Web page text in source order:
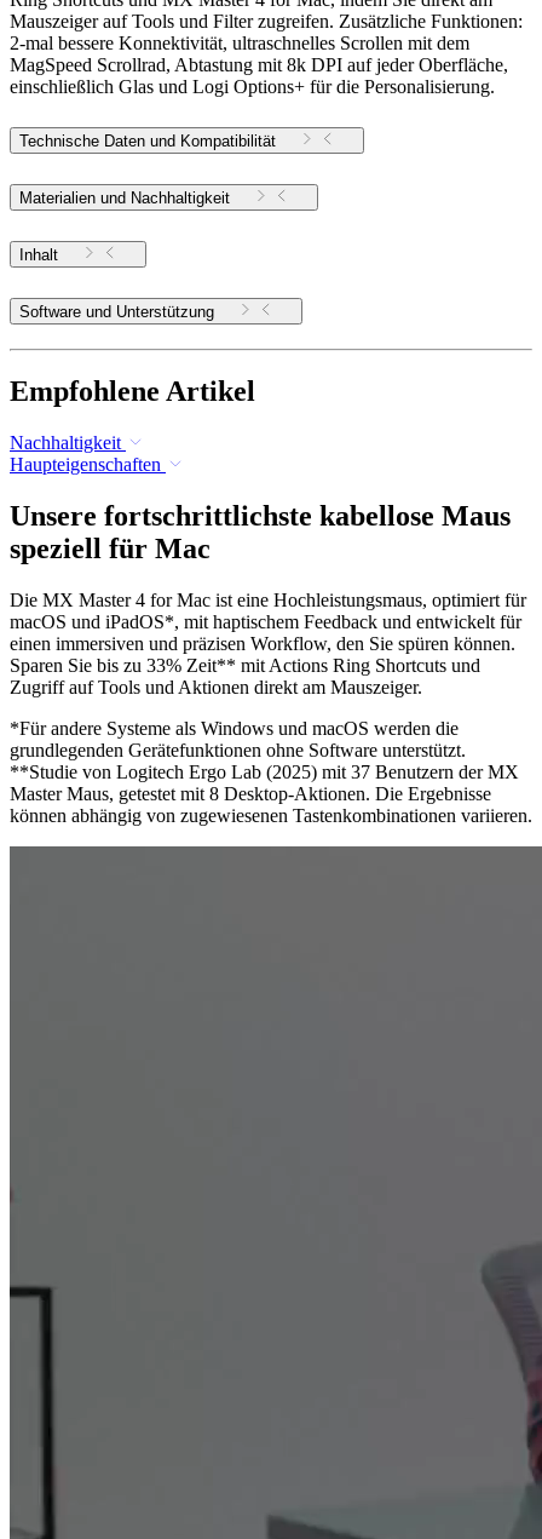
Mauszeiger auf Tools und Filter zugreifen. Zusätzliche Funktionen:
2-mal bessere Konnektivität, ultraschnelles Scrollen mit dem
MagSpeed Scrollrad, Abtastung mit 8k DPI auf jeder Oberfläche,
einschließlich Glas und Logi Options+ für die Personalisierung.
Technische Daten und Kompatibilität
Materialien und Nachhaltigkeit
Inhalt
Software und Unterstützung
Empfohlene Artikel
Nachhaltigkeit
Haupteigenschaften
Unsere fortschrittlichste kabellose Maus
speziell für Mac
Die MX Master 4 for Mac ist eine Hochleistungsmaus, optimiert für
macOS und iPadOS*, mit haptischem Feedback und entwickelt für
einen immersiven und präzisen Workflow, den Sie spüren können.
Sparen Sie bis zu 33% Zeit** mit Actions Ring Shortcuts und
Zugriff auf Tools und Aktionen direkt am Mauszeiger.
*Für andere Systeme als Windows und macOS werden die
grundlegenden Gerätefunktionen ohne Software unterstützt.
**Studie von Logitech Ergo Lab (2025) mit 37 Benutzern der MX
Master Maus, getestet mit 8 Desktop-Aktionen. Die Ergebnisse
können abhängig von zugewiesenen Tastenkombinationen variieren.